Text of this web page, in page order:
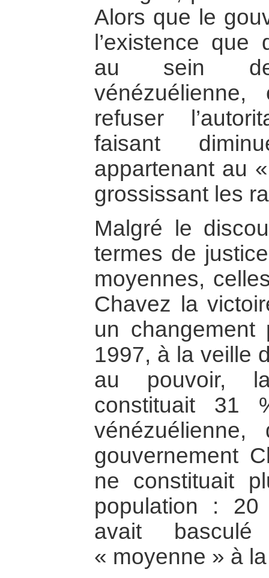
Alors que le
l’existence que
au sein
refuser
faisant
appartenant au
grossissant les
Malgré le
termes de
moyennes,
Chavez la
un changement
1997, à la veille
au pouvoir,
constituait 31
gouvernement
ne constituait
population :
avait
« moyenne » à